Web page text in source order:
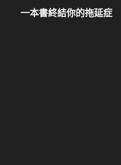
一本書終結你的拖延症